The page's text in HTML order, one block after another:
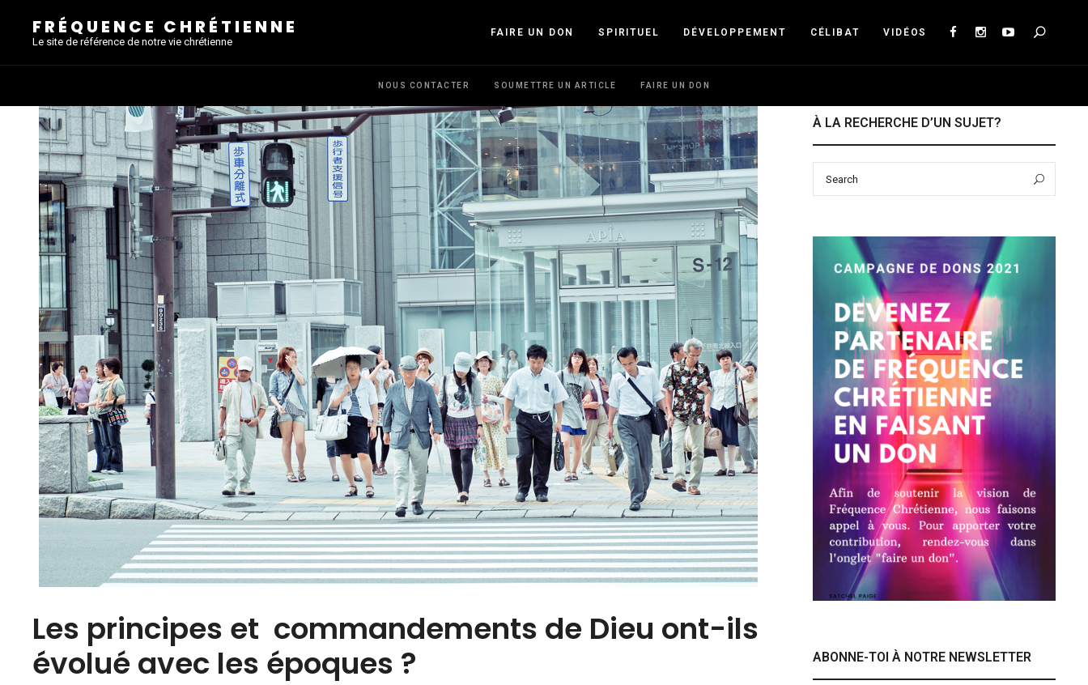
FRÉQUENCE CHRÉTIENNE
Le site de référence de notre vie chrétienne
FAIRE UN DON SPIRITUEL DÉVELOPPEMENT CÉLIBAT VIDÉOS
NOUS CONTACTER SOUMETTRE UN ARTICLE FAIRE UN DON
Les principes et commandements de Dieu ont-ils
évolué avec les époques ?
À LA RECHERCHE D’UN SUJET?
ABONNE-TOI À NOTRE NEWSLETTER